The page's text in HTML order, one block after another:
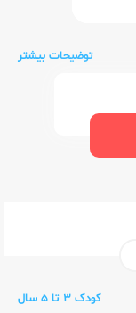
توضیحات بیشتر
کودک 3 تا 5 سال